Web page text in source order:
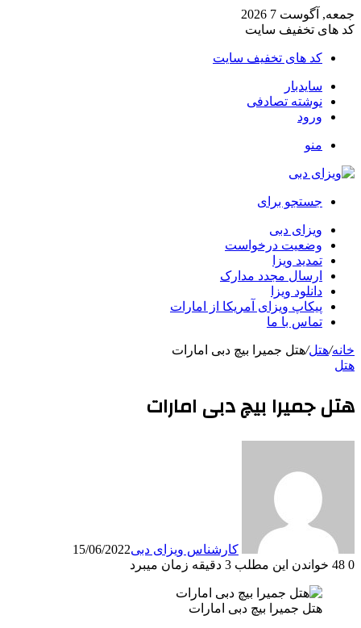
جمعه, آگوست 7 2026
کد های تخفیف سایت
کد های تخفیف سایت
سایدبار
نوشته تصادفی
ورود
منو
جستجو برای
ویزای دبی
وضعیت درخواست
تمدید ویزا
ارسال مجدد مدارک
دانلود ویزا
پیکاپ ویزای آمریکا از امارات
تماس با ما
خانه/هتل/هتل جمیرا بیچ دبی امارات
هتل
هتل جمیرا بیچ دبی امارات
کارشناس ویزای دبی15/06/2022
0
خواندن این مطلب 3 دقیقه زمان میبرد
هتل جمیرا بیچ دبی امارات